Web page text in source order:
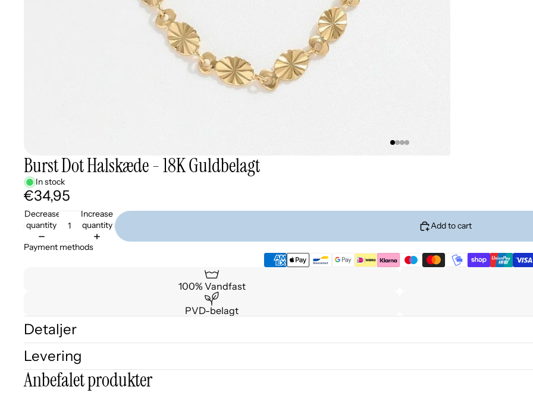
Burst Dot Halskæde - 18K Guldbelagt
In stock
€34,95
Decrease
quantity
Increase
quantity
Add to cart
Payment methods
100% Vandfast
PVD-belagt
Detaljer
Levering
Anbefalet produkter